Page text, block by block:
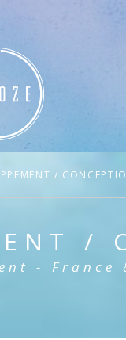
/
/
- France